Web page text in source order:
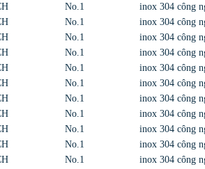
No.1
inox 304 công
No.1
inox 304 công
No.1
inox 304 công
No.1
inox 304 công
No.1
inox 304 công
No.1
inox 304 công
No.1
inox 304 công
No.1
inox 304 công
No.1
inox 304 công
No.1
inox 304 công
No.1
inox 304 công